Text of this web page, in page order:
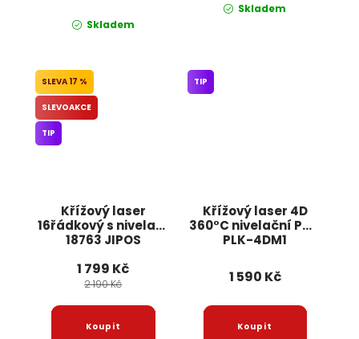
Skladem
Skladem
Křížový laser
16řádkový s nivelací
18763 JIPOS
17 %
SLEVOAKCE
TIP
1 799 Kč
2 190 Kč
Křížový laser 4D
360°C nivelační PM-
PLK-4DM1
TIP
1 590 Kč